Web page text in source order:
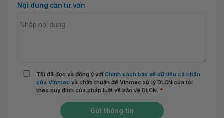
Nội dung cần tư vấn
Tôi đã đọc và đồng ý với Chính sách bảo vệ dữ liệu cá nhân
của Vinmec và chấp thuận để Vinmec xử lý DLCN của tôi
theo quy định của pháp luật về bảo vệ DLCN. *
Gửi thông tin